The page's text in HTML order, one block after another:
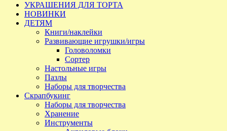
УКРАШЕНИЯ ДЛЯ ТОРТА
НОВИНКИ
ДЕТЯМ
Книги/наклейки
Развивающие игрушки/игры
Головоломки
Сортер
Настольные игры
Пазлы
Наборы для творчества
Скрапбукинг
Наборы для творчества
Хранение
Инструменты